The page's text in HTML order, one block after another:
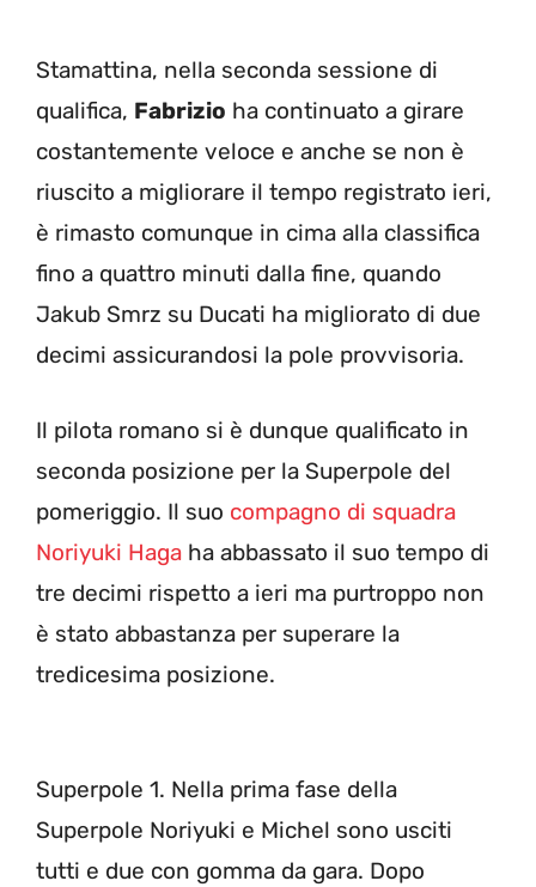
Stamattina, nella seconda sessione di
qualifica, Fabrizio ha continuato a girare
costantemente veloce e anche se non è
riuscito a migliorare il tempo registrato ieri,
è rimasto comunque in cima alla classifica
fino a quattro minuti dalla fine, quando
Jakub Smrz su Ducati ha migliorato di due
decimi assicurandosi la pole provvisoria.
Il pilota romano si è dunque qualificato in
seconda posizione per la Superpole del
pomeriggio. Il suo compagno di squadra
Noriyuki Haga ha abbassato il suo tempo di
tre decimi rispetto a ieri ma purtroppo non
è stato abbastanza per superare la
tredicesima posizione.
Superpole 1. Nella prima fase della
Superpole Noriyuki e Michel sono usciti
tutti e due con gomma da gara. Dopo